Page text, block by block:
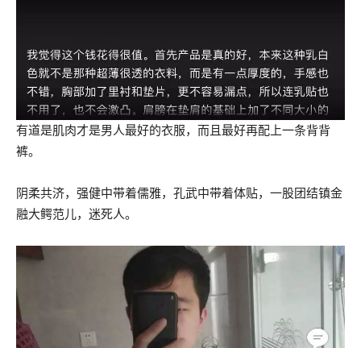
有道是肌肉才是男人最好的衣服，而且最好再配上一条背背
裤。
阴柔共济，强健中带着儒雅，孔武中带着体贴，一股团结镇金
融大鳄范儿，迷死人。